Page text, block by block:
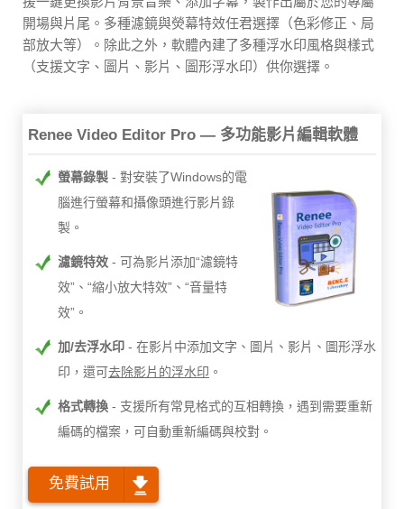
開場與片尾。多種濾鏡與熒幕特效任君選擇（色彩修正、局
部放大等）。除此之外，軟體內建了多種浮水印風格與樣式
（支援文字、圖片、影片、圖形浮水印）供你選擇。
Renee Video Editor Pro — 多功能影片編輯軟體
螢幕錄製
對安裝了Windows的電
腦進行螢幕和攝像頭進行影片錄
製。
濾鏡特效
可為影片添加“濾鏡特
效”、“縮小放大特效”、“音量特
效”。
加/去浮水印
在影片中添加文字、圖片、影片、圖形浮水
印，還可去除影片的浮水印 。
格式轉換
支援所有常見格式的互相轉換，遇到需要重新
編碼的檔案，可自動重新編碼與校對。
免費試用